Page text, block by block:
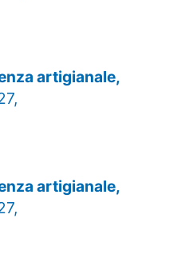
artigianale,
artigianale,